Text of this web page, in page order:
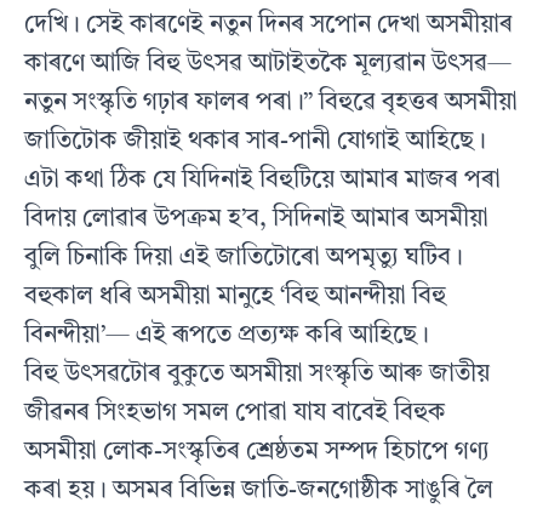
দেখি। সেই কাৰণেই নতুন দিনৰ সপােন দেখা অসমীয়াৰ
কাৰণে আজি বিহু উৎসৱ আটাইতকৈ মূল্যৱান উৎসৱ—
নতুন সংস্কৃতি গঢ়াৰ ফালৰ পৰা।” বিহুৱে বৃহত্তৰ অসমীয়া
জাতিটোক জীয়াই থকাৰ সাৰ-পানী যােগাই আহিছে।
এটা কথা ঠিক যে যিদিনাই বিহুটিয়ে আমাৰ মাজৰ পৰা
বিদায় লােৱাৰ উপক্রম হ’ব, সিদিনাই আমাৰ অসমীয়া
বুলি চিনাকি দিয়া এই জাতিটোৰাে অপমৃত্যু ঘটিব।
বহুকাল ধৰি অসমীয়া মানুহে ‘বিহু আনন্দীয়া বিহু
বিনন্দীয়া’— এই ৰূপতে প্রত্যক্ষ কৰি আহিছে।
বিহু উৎসৱটোৰ বুকুতে অসমীয়া সংস্কৃতি আৰু জাতীয়
জীৱনৰ সিংহভাগ সমল পােৱা যায বাবেই বিহুক
অসমীয়া লােক-সংস্কৃতিৰ শ্রেষ্ঠতম সম্পদ হিচাপে গণ্য
কৰা হয়। অসমৰ বিভিন্ন জাতি-জনগােষ্ঠীক সাঙুৰি লৈ